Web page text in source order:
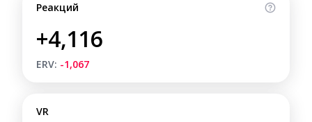
Реакций
+4,116
ERV: -1,067
VR